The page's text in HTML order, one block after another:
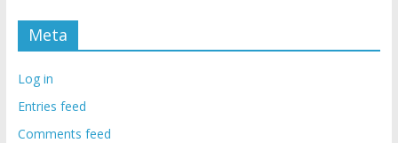
Meta
Log in
Entries feed
Comments feed